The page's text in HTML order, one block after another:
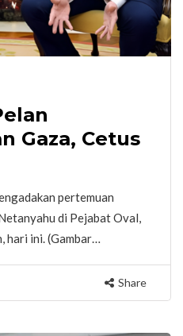
Gaza, Cetus
pertemuan
di Pejabat Oval,
hari ini. (Gambar…
Share